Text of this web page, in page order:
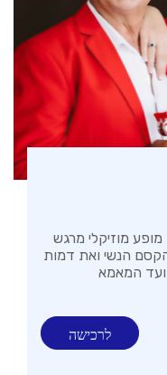
מוזיקלי מרגש
הקסם הנשי ואת דמות
ועד המאמא
לרכישה